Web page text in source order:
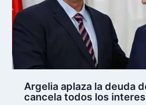
Argelia aplaza la deuda
cancela todos los